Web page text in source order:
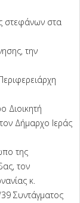
στεφάνων στα
την
Διοικητή
Δήμαρχο Ιεράς
της
τον
κ.
Συντάγματος